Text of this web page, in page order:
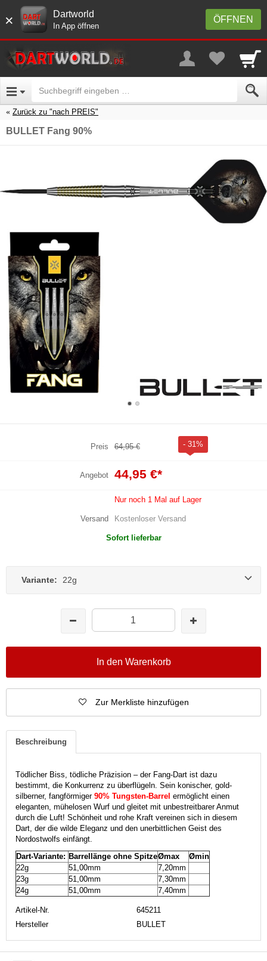
× ÖFFNEN
Dartworld
In App öffnen
Zurück zu "nach PREIS"
BULLET Fang 90%
Preis 64,95 € - 31%
Angebot 44,95 €*
Nur noch 1 Mal auf Lager
Versand Kostenloser Versand
Sofort lieferbar
Variante: 22g
In den Warenkorb
Zur Merkliste hinzufügen
Beschreibung
Tödlicher Biss, tödliche Präzision – der Fang-Dart ist dazu
bestimmt, die Konkurrenz zu überflügeln. Sein konischer, gold-
silberner, fangförmiger 90% Tungsten-Barrel ermöglicht einen
eleganten, mühelosen Wurf und gleitet mit unbestreitbarer Anmut
durch die Luft! Schönheit und rohe Kraft vereinen sich in diesem
Dart, der die wilde Eleganz und den unerbittlichen Geist des
Nordostwolfs einfängt.
Dart-Variante: Barrellänge ohne SpitzeØmax
Ømin
22g
51,00mm
7,20mm
23g
51,00mm
7,30mm
24g
51,00mm 7,40mm
Artikel-Nr.
645211
Hersteller
BULLET